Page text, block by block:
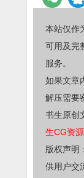
本站仅作
可用及完
服务。
如果文章
解压需要
书生原创
生CG资
版权声明
供用户交